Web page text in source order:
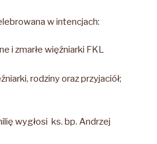
w intencjach:
i zmarłe więźniarki FKL
rodziny oraz przyjaciół;
wygłosi ks. bp. Andrzej